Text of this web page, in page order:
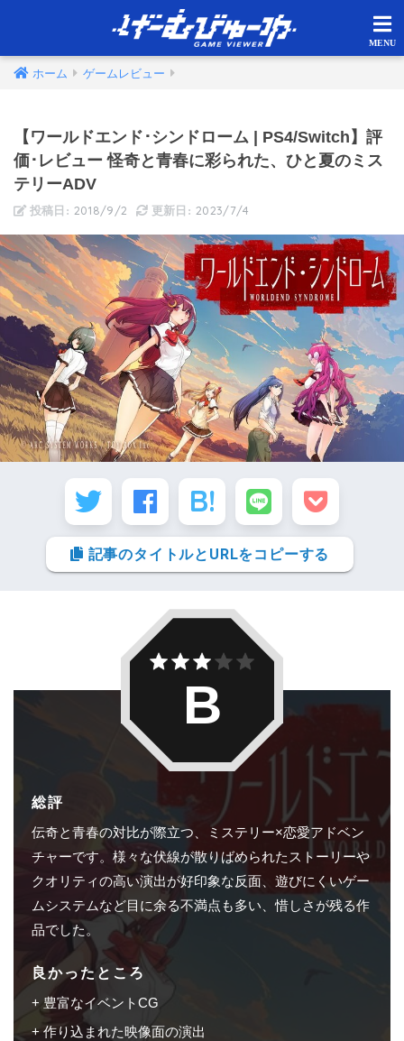
ホーム ゲームレビュー
【ワールドエンド･シンドローム | PS4/Switch】評
価･レビュー 怪奇と青春に彩られた、ひと夏のミス
テリーADV
2018/9/2 2023/7/4
記事のタイトルとURLをコピーする
総評
伝奇と青春の対比が際立つ、ミステリー×恋愛アドベン
チャーです。様々な伏線が散りばめられたストーリーや
クオリティの高い演出が好印象な反面、遊びにくいゲー
ムシステムなど目に余る不満点も多い、惜しさが残る作
品でした。
良かったところ
豊富なイベントCG
作り込まれた映像面の演出
B